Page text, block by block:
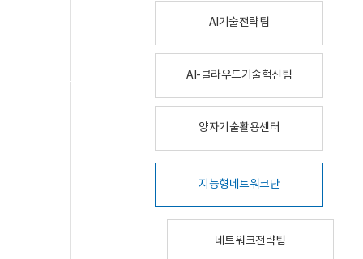
AI기술전략팀
AI-클라우드기술혁신팀
양자기술활용센터
지능형네트워크단
네트워크전략팀